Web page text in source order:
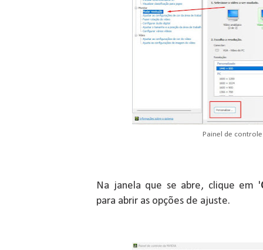
Painel de controle
Na janela que se abre, clique em '
para abrir as opções de ajuste.